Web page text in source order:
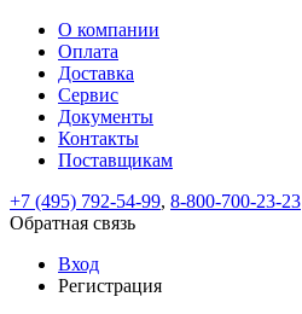
ВходРегистрация
test@example.com
отправлена
по
ней
завершения
регистрации.
Восстановление
пароля
Заполните
форму.
Мы
отправим
ссылку
На
вашу
почту
test@test.ru
ссылка.
Введите
новый
пароль
Пароль
успешно
восстановлен
Обратная
связь
сообщение
успешно
отправлено.
О компании
Оплата
Доставка
Сервис
Документы
Контакты
Поставщикам
+7 (495) 792-54-99, 8-800-700-23-23
Обратная связь
Вход
Регистрация